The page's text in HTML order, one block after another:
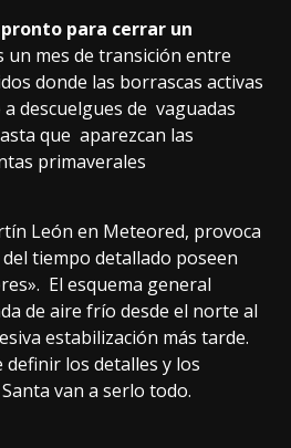
para cerrar un
un mes de transición entre
donde las borrascas activas
descuelgues de vaguadas
que aparezcan las
primaverales
León en Meteored, provoca
tiempo detallado poseen
El esquema general
de aire frío desde el norte al
estabilización más tarde.
los detalles y los
van a serlo todo.